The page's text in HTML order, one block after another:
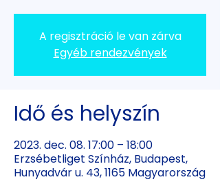
A regisztráció le van zárva
Egyéb rendezvények
Idő és helyszín
2023. dec. 08. 17:00 – 18:00
Erzsébetliget Színház, Budapest,
Hunyadvár u. 43, 1165 Magyarország